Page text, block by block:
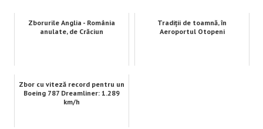
Zborurile Anglia - România
anulate, de Crăciun
Tradiții de toamnă, în
Aeroportul Otopeni
Zbor cu viteză record pentru un
Boeing 787 Dreamliner: 1.289
km/h